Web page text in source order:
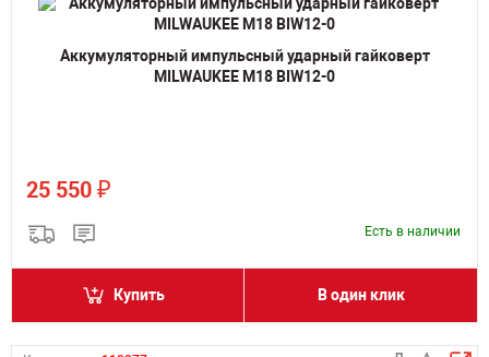
Аккумуляторный импульсный ударный гайковерт
MILWAUKEE M18 BIW12-0
25 550 ₽
Есть в наличии
Купить В один клик